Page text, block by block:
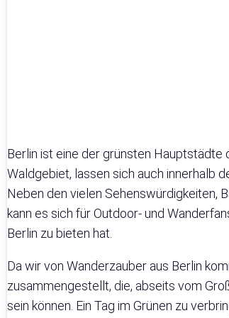
Berlin ist eine der grünsten
Waldgebiet, lassen sich auch innerhalb
Neben den vielen Sehenswürdigkeiten,
kann es sich für Outdoor- und
Berlin zu bieten hat.
Da wir von Wanderzauber aus Berlin
zusammengestellt, die, abseits vom
sein können. Ein Tag im Grünen zu